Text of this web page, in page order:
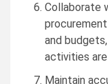
Collaborate
and
activities
Maintain